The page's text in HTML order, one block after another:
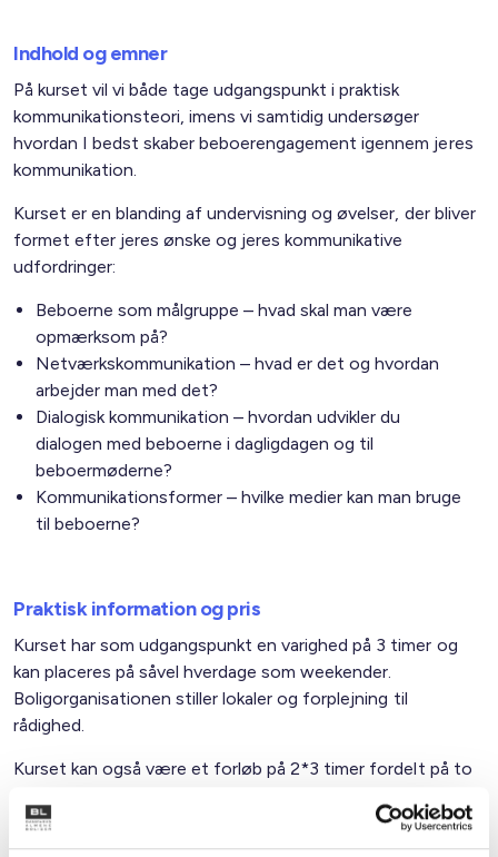
Indhold og emner
På kurset vil vi både tage udgangspunkt i praktisk
kommunikationsteori, imens vi samtidig undersøger
hvordan I bedst skaber beboerengagement igennem jeres
kommunikation.
Kurset er en blanding af undervisning og øvelser, der bliver
formet efter jeres ønske og jeres kommunikative
udfordringer:
Beboerne som målgruppe – hvad skal man være
opmærksom på?
Netværkskommunikation – hvad er det og hvordan
arbejder man med det?
Dialogisk kommunikation – hvordan udvikler du
dialogen med beboerne i dagligdagen og til
beboermøderne?
Kommunikationsformer – hvilke medier kan man bruge
til beboerne?
Praktisk information og pris
Kurset har som udgangspunkt en varighed på 3 timer og
kan placeres på såvel hverdage som weekender.
Boligorganisationen stiller lokaler og forplejning til
rådighed.
Kurset kan også være et forløb på 2*3 timer fordelt på to
Vi opfordrer til, at kurset gennemføres som et fælles